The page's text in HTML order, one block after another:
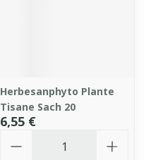
Herbesanphyto Plante
Tisane Sach 20
6,55 €